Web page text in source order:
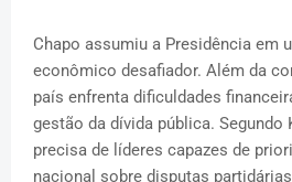
Chapo assumiu a Presidência em
econômico desafiador. Além da
país enfrenta dificuldades
gestão da dívida pública. Segundo
precisa de líderes capazes de
nacional sobre disputas